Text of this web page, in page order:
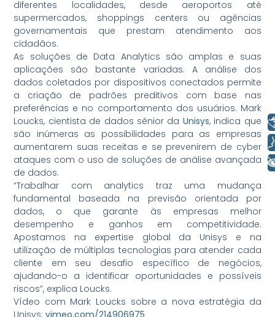
diferentes localidades, desde aeroportos até
supermercados, shoppings centers ou agências
governamentais que prestam atendimento aos
cidadãos.
As soluções de Data Analytics são amplas e suas
aplicações são bastante variadas. A análise dos
dados coletados por dispositivos conectados permite
a criação de padrões preditivos com base nas
preferências e no comportamento dos usuários. Mark
Loucks, cientista de dados sênior da Unisys, indica que
são inúmeras as possibilidades para as empresas
aumentarem suas receitas e se prevenirem de cyber
ataques com o uso de soluções de análise avançada
de dados.
“Trabalhar com analytics traz uma mudança
fundamental baseada na previsão orientada por
dados, o que garante às empresas melhor
desempenho e ganhos em competitividade.
Apostamos na expertise global da Unisys e na
utilização de múltiplas tecnologias para atender cada
cliente em seu desafio específico de negócios,
ajudando-o a identificar oportunidades e possíveis
riscos”, explica Loucks.
Vídeo com Mark Loucks sobre a nova estratégia da
Unisys:vimeo.com/214906975
Libras
Voz
+ Acessibilidade